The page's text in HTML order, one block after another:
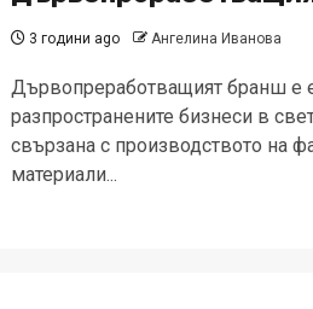
3 години ago Ангелина Иванова
Дървопреработващият бранш е
разпространените бизнеси в
свързана с производството на
материали...